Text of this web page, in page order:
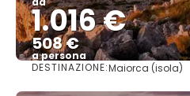
1.016 €
508 €
a persona
Vedere
DESTINAZIONE:Maiorca (isola)